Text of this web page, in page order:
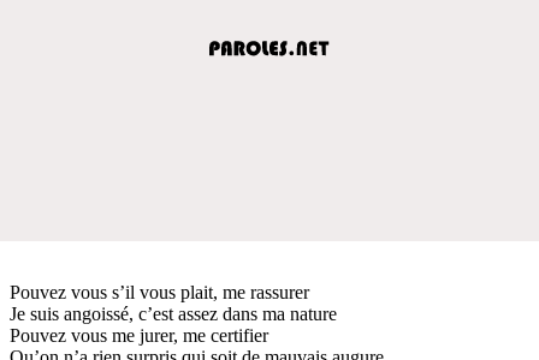
Pouvez vous s’il vous plait, me rassurer
Je suis angoissé, c’est assez dans ma nature
Pouvez vous me jurer, me certifier